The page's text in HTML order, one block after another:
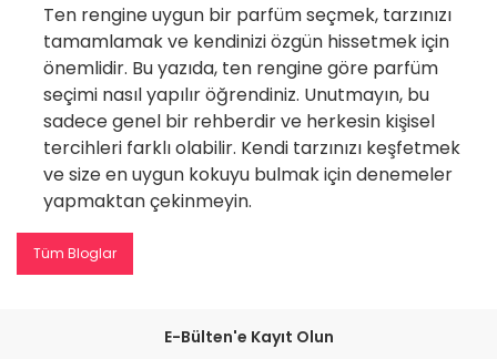
Ten rengine uygun bir parfüm seçmek, tarzınızı
tamamlamak ve kendinizi özgün hissetmek için
önemlidir. Bu yazıda, ten rengine göre parfüm
seçimi nasıl yapılır öğrendiniz. Unutmayın, bu
sadece genel bir rehberdir ve herkesin kişisel
tercihleri farklı olabilir. Kendi tarzınızı keşfetmek
ve size en uygun kokuyu bulmak için denemeler
yapmaktan çekinmeyin.
Tüm Bloglar
E-Bülten'e Kayıt Olun